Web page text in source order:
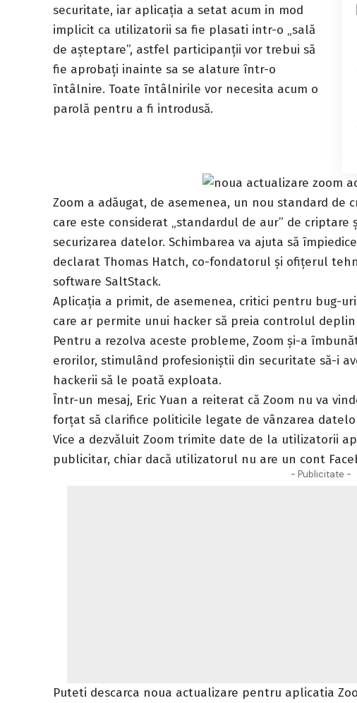
securitate, iar aplicația a setat acum in mod
implicit ca utilizatorii sa fie plasati intr-o „sală
de așteptare”, astfel participanții vor trebui să
fie aprobați inainte sa se alature într-o
întâlnire. Toate întâlnirile vor necesita acum o
parolă pentru a fi introdusă.
Zoom a adăugat, de asemenea, un nou standard de
care este considerat „standardul de aur” de
securizarea datelor. Schimbarea va ajuta să
declarat Thomas Hatch, co-fondatorul și ofițerul
software SaltStack.
Aplicația a primit, de asemenea, critici pentru bug-
care ar permite unui hacker să preia controlul
Pentru a rezolva aceste probleme, Zoom și-a
erorilor, stimulând profesioniștii din securitate să-i
hackerii să le poată exploata.
Într-un mesaj, Eric Yuan a reiterat că Zoom nu va
forțat să clarifice politicile legate de vânzarea
Vice a dezvăluit Zoom trimite date de la utilizatorii
publicitar, chiar dacă utilizatorul nu are un cont
- Publicitate -
Puteti descarca noua actualizare pentru aplicatia